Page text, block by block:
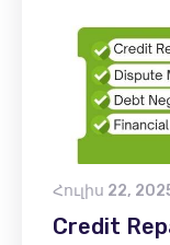
Հուլիս 22,
Credit